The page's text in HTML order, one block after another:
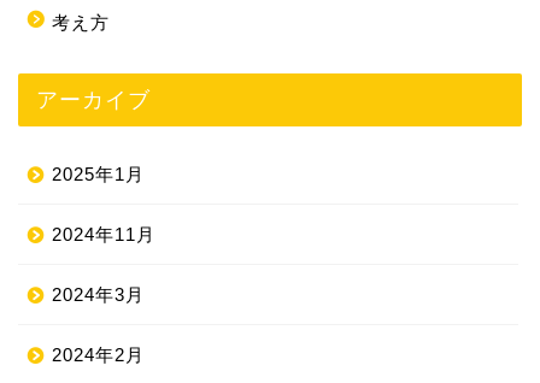
考え方
アーカイブ
2025年1月
2024年11月
2024年3月
2024年2月